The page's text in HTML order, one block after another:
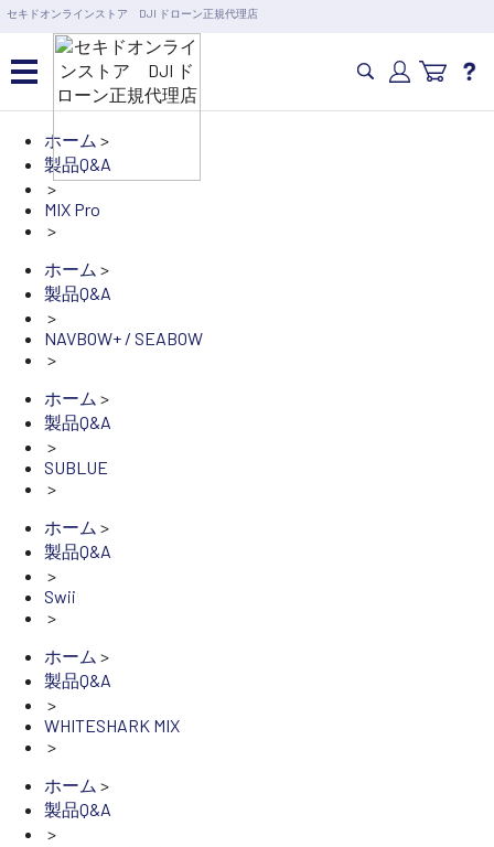
セキドオンラインストア DJI ドローン正規代理店
営業日の15時まで即日出荷
6,000円以上のご購入で送料無料！ポイント1%還元 >>
カメラドローン・生活家電
カテゴリ一覧を開く
関連製品
水中ドローン(ROV)・水中スクーター
RC・ロボット部品
スペシャルコンテンツ定期配信!
サポート・Q&A / 法人・学生のお客様
ホーム >
製品Q&A
>
MIX Pro
>
ホーム >
製品Q&A
>
NAVBOW+ / SEABOW
>
ホーム >
製品Q&A
>
SUBLUE
>
ホーム >
製品Q&A
>
Swii
>
ホーム >
製品Q&A
>
WHITESHARK MIX
>
ホーム >
製品Q&A
>